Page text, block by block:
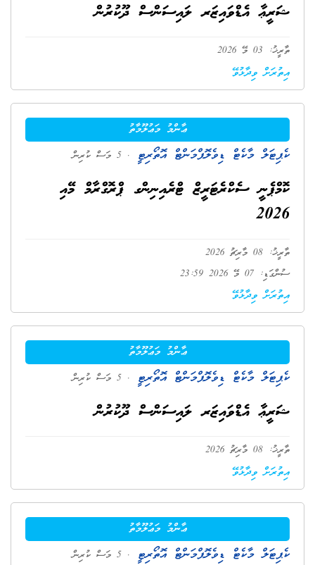
ޝަރީޢާ އެޑްވައިޒަރ ލައިސަންސް ދޫކުރުން
ތާރީޚު: 03 މޭ 2026
އިތުރަށް ވިދާޅުވޭ
ޢާންމު މަޢުލޫމާތު
ކެޕިޓަލް މާކެޓް ޑިވެލޮޕްމަންޓް އޮތޯރިޓީ . 5 މަސް ކުރިން
ކޮމްޕެނީ ސެކްރެޓަރީޒް ޓްރެއިނިންގ ޕްރޮގްރާމް މޭއި
2026
ތާރީޚު: 08 މާރިޗު 2026
ސުންގަޑި: 07 މޭ 2026 23:59
އިތުރަށް ވިދާޅުވޭ
ޢާންމު މަޢުލޫމާތު
ކެޕިޓަލް މާކެޓް ޑިވެލޮޕްމަންޓް އޮތޯރިޓީ . 5 މަސް ކުރިން
ޝަރީޢާ އެޑްވައިޒަރ ލައިސަންސް ދޫކުރުން
ތާރީޚު: 08 މާރިޗު 2026
އިތުރަށް ވިދާޅުވޭ
ޢާންމު މަޢުލޫމާތު
ކެޕިޓަލް މާކެޓް ޑިވެލޮޕްމަންޓް އޮތޯރިޓީ . 5 މަސް ކުރިން